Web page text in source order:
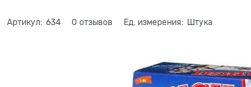
Артикул: 634 0 отзывов Ед. измерения: Штука